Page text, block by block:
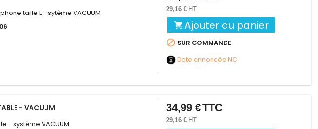
taille L - sytème VACUUM 29,16 € HT
 Ajouter au panier
 SUR COMMANDE
Date annoncée NC
- VACUUM
- système VACUUM
Prix
34,99 €TTC
29,16 € HT